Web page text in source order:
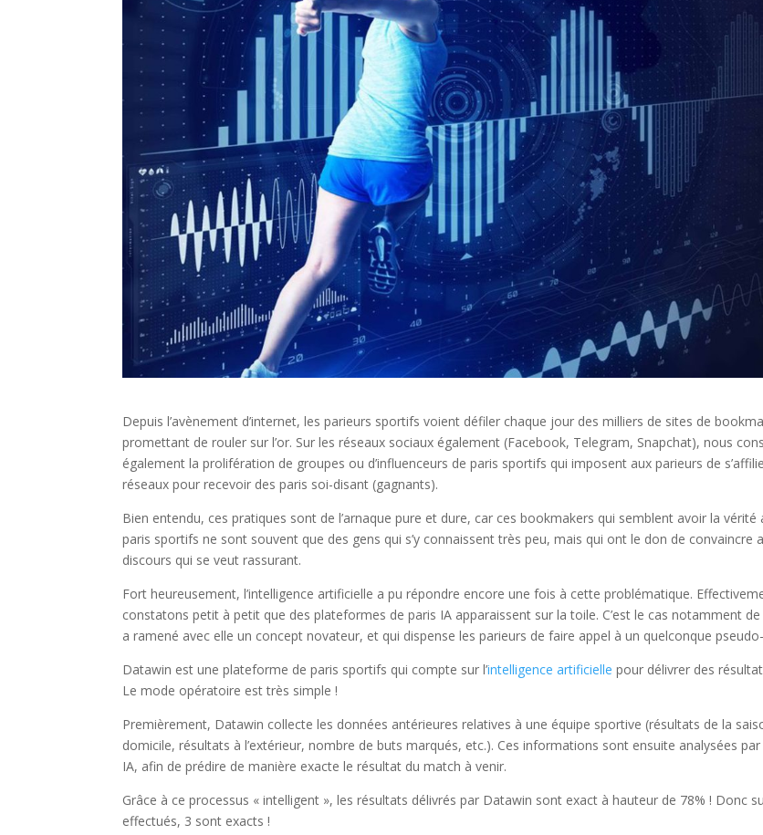
Depuis l’avènement d’internet, les parieurs sportifs voient défiler chaque jour des milliers de sites de
promettant de rouler sur l’or. Sur les réseaux sociaux également (Facebook, Telegram, Snapchat), nous
également la prolifération de groupes ou d’influenceurs de paris sportifs qui imposent aux parieurs de
réseaux pour recevoir des paris soi-disant (gagnants).
Bien entendu, ces pratiques sont de l’arnaque pure et dure, car ces bookmakers qui semblent avoir la vérité
paris sportifs ne sont souvent que des gens qui s’y connaissent très peu, mais qui ont le don de convaincre
discours qui se veut rassurant.
Fort heureusement, l’intelligence artificielle a pu répondre encore une fois à cette problématique.
constatons petit à petit que des plateformes de paris IA apparaissent sur la toile. C’est le cas notamment de
a ramené avec elle un concept novateur, et qui dispense les parieurs de faire appel à un quelconque
Datawin est une plateforme de paris sportifs qui compte sur l’intelligence artificielle pour délivrer des
Le mode opératoire est très simple !
Premièrement, Datawin collecte les données antérieures relatives à une équipe sportive (résultats de la
domicile, résultats à l’extérieur, nombre de buts marqués, etc.). Ces informations sont ensuite analysées
IA, afin de prédire de manière exacte le résultat du match à venir.
Grâce à ce processus « intelligent », les résultats délivrés par Datawin sont exact à hauteur de 78% ! Donc
effectués, 3 sont exacts !